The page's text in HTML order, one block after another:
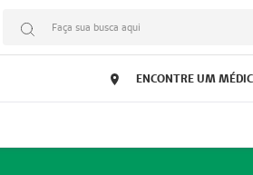
Faça sua busca aqui
ENCONTRE UM